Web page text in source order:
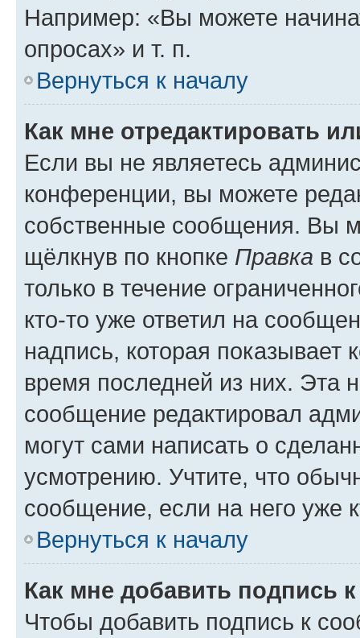
Например: «Вы можете
опросах» и т. п.
Вернуться к началу
Как мне отредактировать
Если вы не являетесь
конференции, вы можете
собственные сообщения. Вы
щёлкнув по кнопке Правка в
только в течение
кто-то уже ответил на
надпись, которая показывает
время последней из них. Эта
сообщение редактировал
могут сами написать о
усмотрению. Учтите, что
сообщение, если на него уже
Вернуться к началу
Как мне добавить подпись
Чтобы добавить подпись к